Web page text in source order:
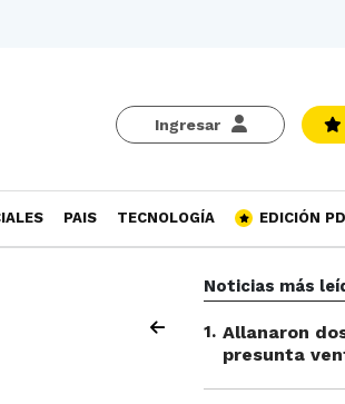
Ingresar
PAIS TECNOLOGÍA EDICIÓN
Noticias más
1. Allanaron
presunta